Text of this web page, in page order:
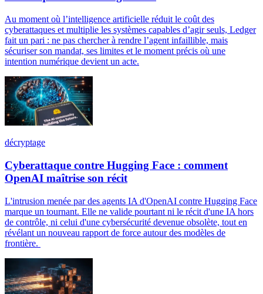
Au moment où l’intelligence artificielle réduit le coût des
cyberattaques et multiplie les systèmes capables d’agir seuls, Ledger
fait un pari : ne pas chercher à rendre l’agent infaillible, mais
sécuriser son mandat, ses limites et le moment précis où une
intention numérique devient un acte.
décryptage
Cyberattaque contre Hugging Face : comment
OpenAI maîtrise son récit
L'intrusion menée par des agents IA d'OpenAI contre Hugging Face
marque un tournant. Elle ne valide pourtant ni le récit d'une IA hors
de contrôle, ni celui d'une cybersécurité devenue obsolète, tout en
révélant un nouveau rapport de force autour des modèles de
frontière.